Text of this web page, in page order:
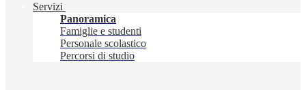
Servizi
Panoramica
Famiglie e studenti
Personale scolastico
Percorsi di studio